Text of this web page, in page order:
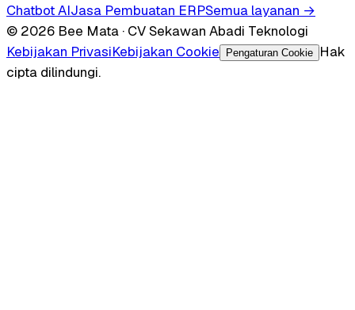
Chatbot AIJasa Pembuatan ERPSemua layanan →
© 2026 Bee Mata · CV Sekawan Abadi Teknologi
Kebijakan PrivasiKebijakan Cookie Pengaturan Cookie
Hak
cipta dilindungi.